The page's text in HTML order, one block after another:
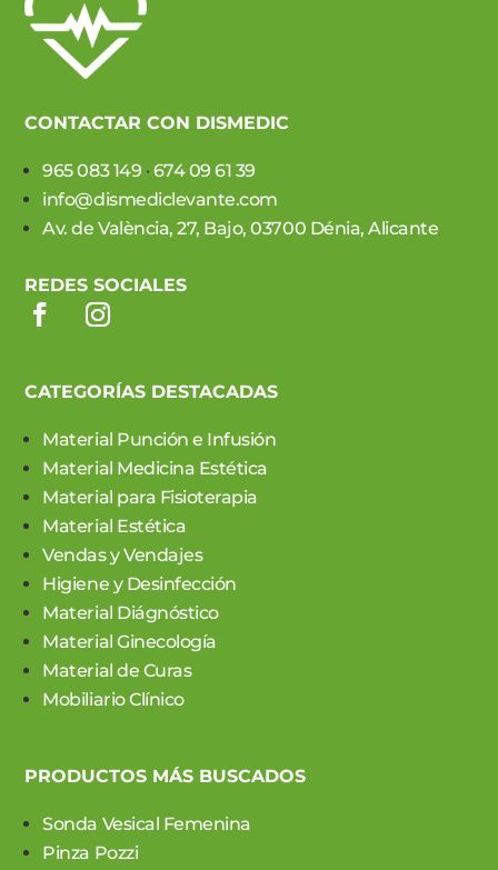
CONTACTAR CON DISMEDIC
965 083 149 · 674 09 61 39
info@dismediclevante.com
Av. de València, 27, Bajo, 03700 Dénia, Alicante
REDES SOCIALES
CATEGORÍAS DESTACADAS
Material Punción e Infusión
Material Medicina Estética
Material para Fisioterapia
Material Estética
Vendas y Vendajes
Higiene y Desinfección
Material Diágnóstico
Material Ginecología
Material de Curas
Mobiliario Clínico
PRODUCTOS MÁS BUSCADOS
Sonda Vesical Femenina
Pinza Pozzi